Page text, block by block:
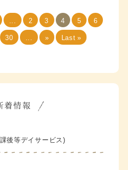
2 3 4 5
6
30 ... » Last »
後等デイサービス)